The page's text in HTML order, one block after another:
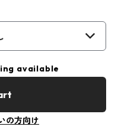
available
の方向け